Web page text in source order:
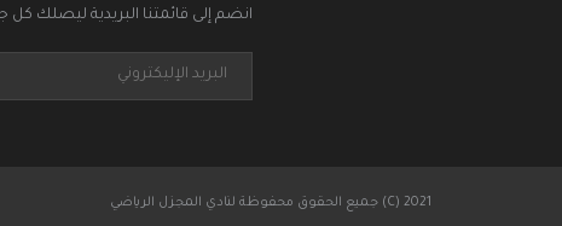
انضم إلى قائمتنا البريدية ليصلك كل
جميع الحقوق محفوظة لنادي المجزل الرياضي (C) 2021